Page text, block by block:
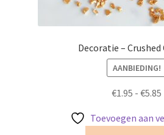
Decoratie – Crushed
AANBIEDING!
€1.95 - €5.85
Toevoegen aan